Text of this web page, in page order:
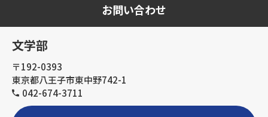
お問い合わせ
文学部
〒192-0393
東京都八王子市東中野742-1
042-674-3711